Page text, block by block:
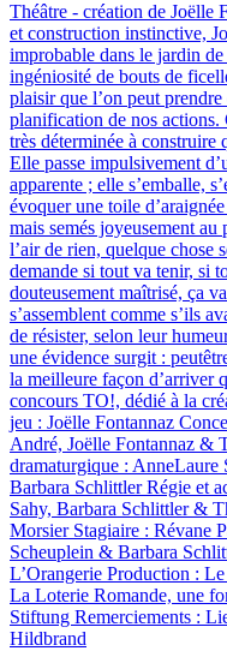
Théâtre - création de Joëlle
et construction instinctive,
improbable dans le jardin
ingéniosité de bouts de
plaisir que l’on peut
planification de nos actions.
très déterminée à construire
Elle passe impulsivement
apparente ; elle s’emballe,
évoquer une toile
mais semés joyeusement
l’air de rien, quelque chose
demande si tout va tenir, si
douteusement maîtrisé, ça
s’assemblent comme s’ils
de résister, selon leur
une évidence surgit :
la meilleure façon d’arriver
concours TO!, dédié à la
jeu : Joëlle Fontannaz
André, Joëlle Fontannaz &
dramaturgique : AnneLaure
Barbara Schlittler Régie et
Sahy, Barbara Schlittler &
Morsier Stagiaire : Révane
Scheuplein & Barbara
L’Orangerie Production :
La Loterie Romande, une
Stiftung Remerciements :
Hildbrand